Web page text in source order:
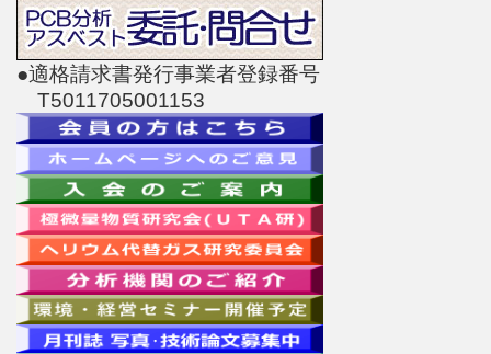
●適格請求書発行事業者登録番号
T5011705001153